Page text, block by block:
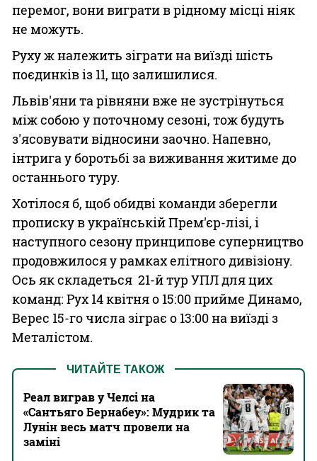
перемог, вони виграти в рідному місці ніяк
не можуть.
Руху ж належить зіграти на виїзді шість
поєдинків із 11, що залишилися.
Львів'яни та рівняни вже не зустрінуться
між собою у поточному сезоні, тож будуть
з'ясовувати відносини заочно. Напевно,
інтрига у боротьбі за виживання житиме до
останнього туру.
Хотілося б, щоб обидві команди зберегли
прописку в українській Прем'єр-лізі, і
наступного сезону принципове суперництво
продовжилося у рамках елітного дивізіону.
Ось як складеться 21-й тур УПЛ для цих
команд: Рух 14 квітня о 15:00 прийме Динамо,
Верес 15-го числа зіграє о 13:00 на виїзді з
Металістом.
ЧИТАЙТЕ ТАКОЖ
Реал виграв у Челсі на
«Сантьяго Бернабеу»: Мудрик та
Лунін весь матч провели на
заміні